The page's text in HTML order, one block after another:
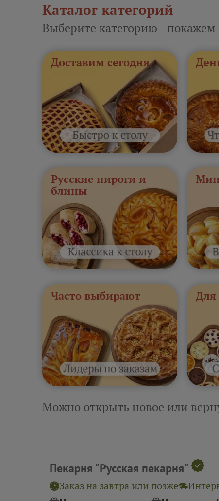
Каталог категорий
Выберите категорию -
Доставим сегодня
Русские пироги и
блины
Часто выбирают Для
Можно открыть новое или
Пекарня "Русская пекарня"
Заказ на завтра или позже